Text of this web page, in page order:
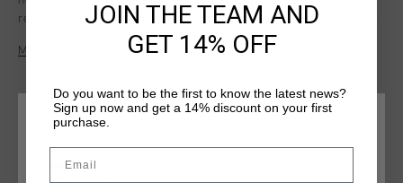
rendimiento y estilo. Confeccionados con 90 % poliester y 10
% elastano, ofrecen un ajuste regular comodo y flexible.
Cuentan con un bolsillo y detalles de la marca en ambas
para ropa informal. Disenados para ser versatiles, te
garantizan un aspecto comodo y elegante.
Más información
ELIGE TU UBICACIÓN Y TU IDIOMA
JOIN THE TEAM AND
GET 14% OFF
Do you want to be the first to know the latest news?
Sign up now and get a 14% discount on your first
purchase.